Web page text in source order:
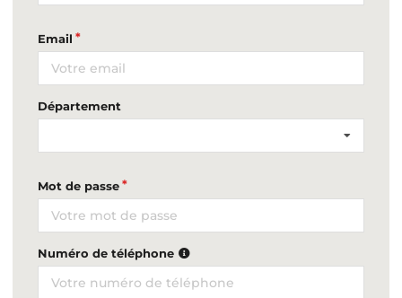
Email
Département
Mot de passe
Numéro de téléphone